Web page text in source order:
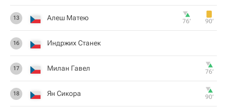
13 Алеш Матею 76‎’‎ 90‎’‎
16 Индржих Станек
17 Милан Гавел 76‎’‎
18 Ян Сикора 90‎’‎